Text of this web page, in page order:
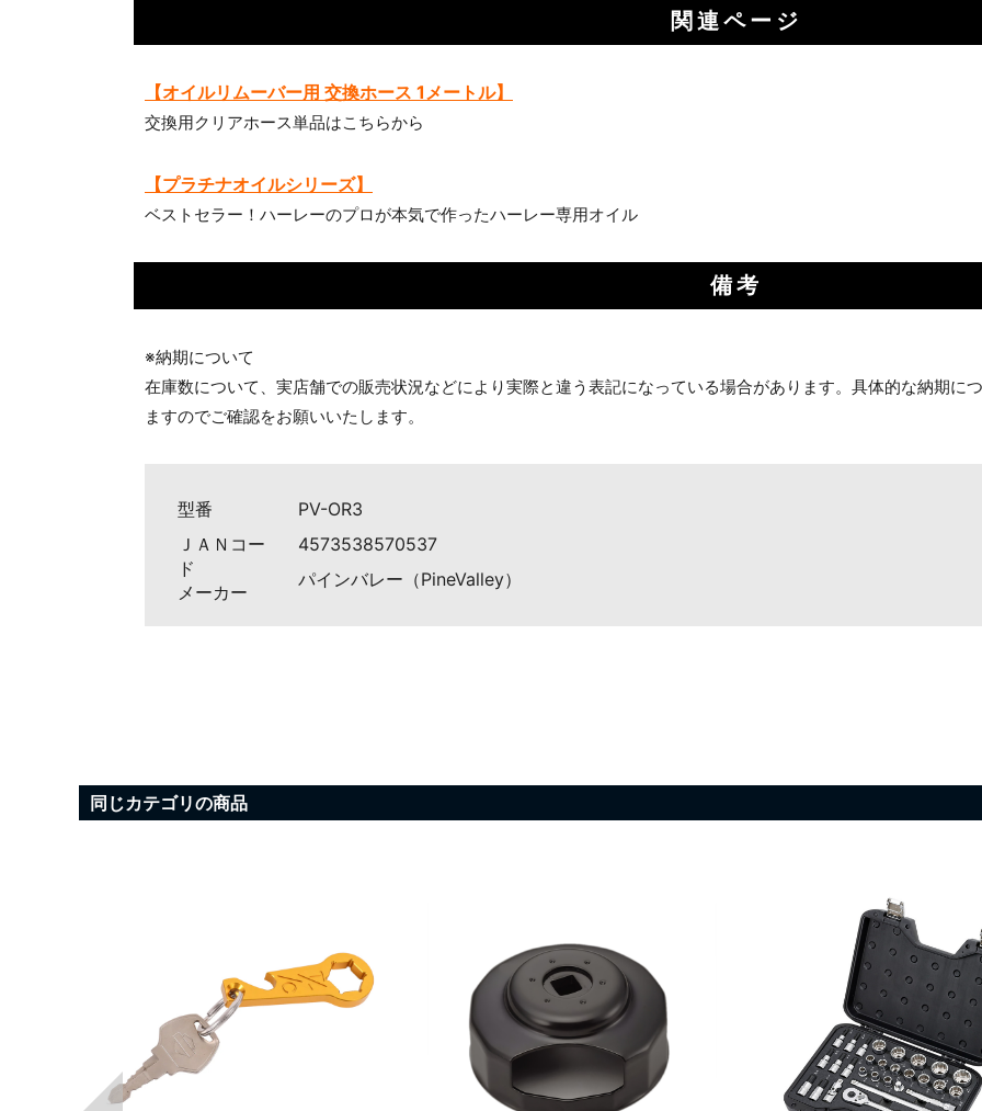
関連ページ
【オイルリムーバー用 交換ホース 1メートル】
交換用クリアホース単品はこちらから
【プラチナオイルシリーズ】
ベストセラー！ハーレーのプロが本気で作ったハーレー専用オイル
備考
※納期について
在庫数について、実店舗での販売状況などにより実際と違う表記になっている場合があります。具体的な納期に
ますのでご確認をお願いいたします。
型番
PV-OR3
ＪＡＮコー
ド
4573538570537
メーカー
パインバレー（PineValley）
同じカテゴリの商品